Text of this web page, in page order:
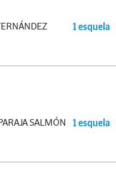
1 esquela
SALMÓN 1 esquela